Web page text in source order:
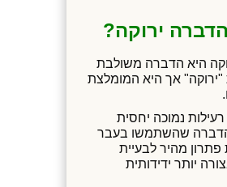
ירוקה?
היא הדברה משולבת
אך היא המומלצת
נמוכה יחסית
שהשתמשו בעבר
פתרון מהיר לבעיית
יותר ידידותית